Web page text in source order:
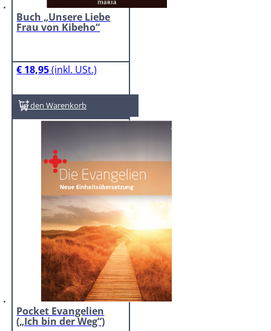
Buch „Unsere Liebe
Frau von Kibeho“
€ 18,95
In den Warenkorb
Pocket Evangelien
(„Ich bin der Weg“)